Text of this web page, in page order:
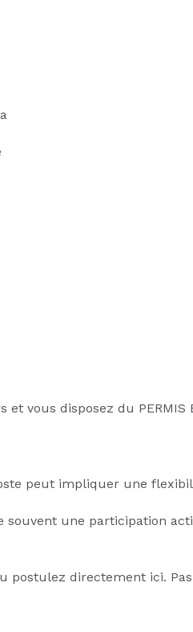
vous disposez du PERMIS
peut impliquer une
souvent une participation
postulez directement ici.